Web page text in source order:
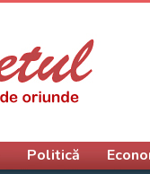
Politică